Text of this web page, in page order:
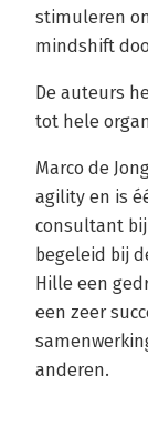
stimuleren
mindshift
De auteurs
tot hele
Marco de
agility en is
consultant
begeleid bij
Hille een
een zeer
anderen.